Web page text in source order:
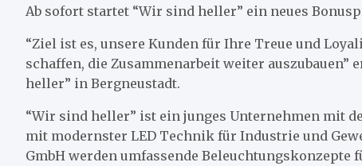
Ab sofort startet “Wir sind heller” ein neues
“Ziel ist es, unsere Kunden für Ihre Treue und
schaffen, die Zusammenarbeit weiter
heller” in Bergneustadt.
“Wir sind heller” ist ein junges Unternehmen mit
mit modernster LED Technik für Industrie und
GmbH werden umfassende